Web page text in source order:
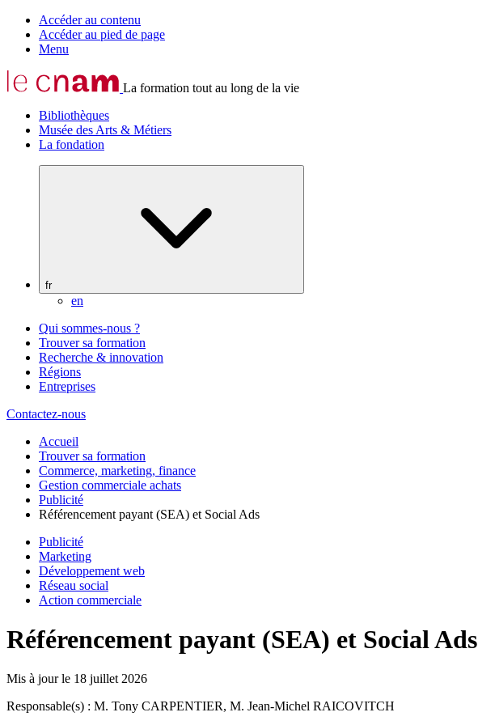
Accéder au contenu
Accéder au pied de page
Menu
La formation tout au long de la vie
Bibliothèques
Musée des Arts & Métiers
La fondation
fr
en
Qui sommes-nous ?
Trouver sa formation
Recherche & innovation
Régions
Entreprises
Contactez-nous
Accueil
Trouver sa formation
Commerce, marketing, finance
Gestion commerciale achats
Publicité
Référencement payant (SEA) et Social Ads
Publicité
Marketing
Développement web
Réseau social
Action commerciale
Référencement payant (SEA) et Social Ads
Mis à jour le 18 juillet 2026
Responsable(s) : M. Tony CARPENTIER, M. Jean-Michel RAICOVITCH